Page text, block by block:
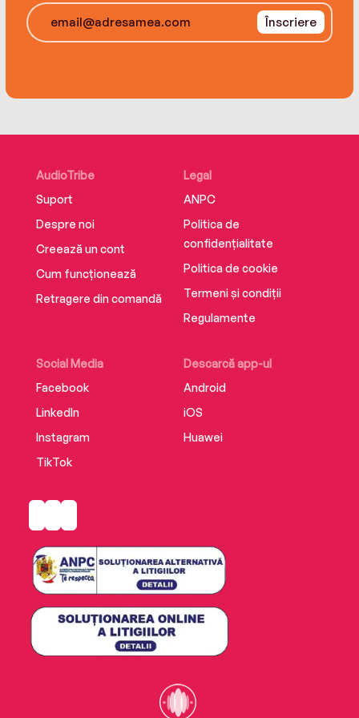
Înscriere
AudioTribe
Suport
Despre noi
Creează un cont
Cum funcționează
Retragere din comandă
Social Media
Facebook
LinkedIn
Instagram
TikTok
Descarcă app-ul
Android
iOS
Huawei
Legal
ANPC
Politica de
confidențialitate
Politica de cookie
Termeni și condiții
Regulamente